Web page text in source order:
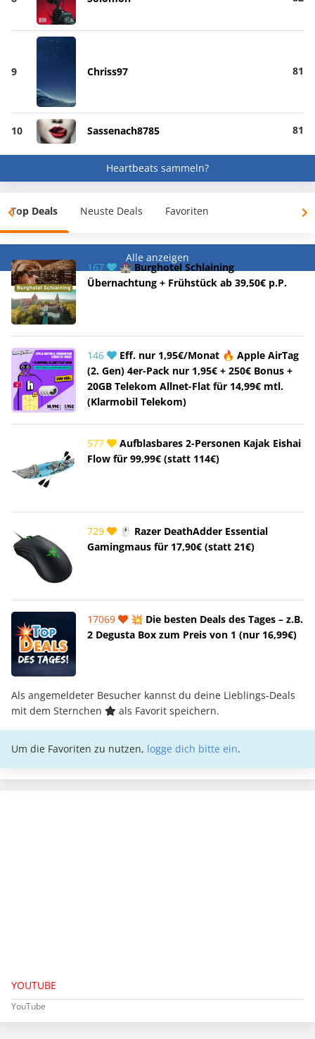
9 Chriss97 81
10 Sassenach8785 81
Heartbeats sammeln?
Top Deals Neuste Deals Favoriten
Alle anzeigen
167
🏰 Burghotel Schlaining
Übernachtung + Frühstück ab 39,50€ p.P.
146
Eff. nur 1,95€/Monat 🔥 Apple AirTag
(2. Gen) 4er-Pack nur 1,95€ + 250€ Bonus +
20GB Telekom Allnet-Flat für 14,99€ mtl.
(Klarmobil Telekom)
577
Aufblasbares 2-Personen Kajak Eishai
Flow für 99,99€ (statt 114€)
729
🖱️ Razer DeathAdder Essential
Gamingmaus für 17,90€ (statt 21€)
17069
💥 Die besten Deals des Tages – z.B.
2 Degusta Box zum Preis von 1 (nur 16,99€)
Als angemeldeter Besucher kannst du deine Lieblings-Deals
mit dem Sternchen
als Favorit speichern.
Um die Favoriten zu nutzen, logge dich bitte ein.
YOUTUBE
YouTube